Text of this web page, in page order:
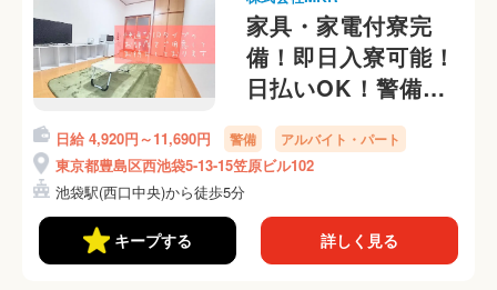
家具・家電付寮完
備！即日入寮可能！
日払いOK！警備員
さん募集中☆
日給 4,920円～11,690円 警備 アルバイト・パート
東京都豊島区西池袋5-13-15笠原ビル102
池袋駅(西口中央)から徒歩5分
キープする 詳しく見る